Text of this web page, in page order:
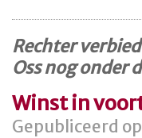
Rechter
Oss nog onder
Winst in
Gepubliceerd